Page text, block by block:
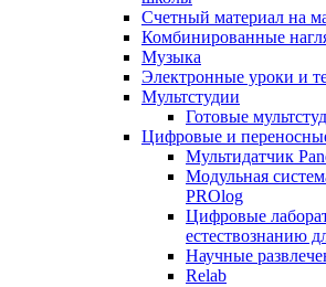
Счетный материал на
Комбинированные
Музыка
Электронные уроки и
Мультстудии
Готовые
Цифровые и
Мультидатчик
Модульная
PROlog
Цифровые
естествознанию
Научные
Relab